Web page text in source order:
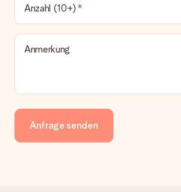
Anzahl (10+)
Anmerkung
Anfrage senden